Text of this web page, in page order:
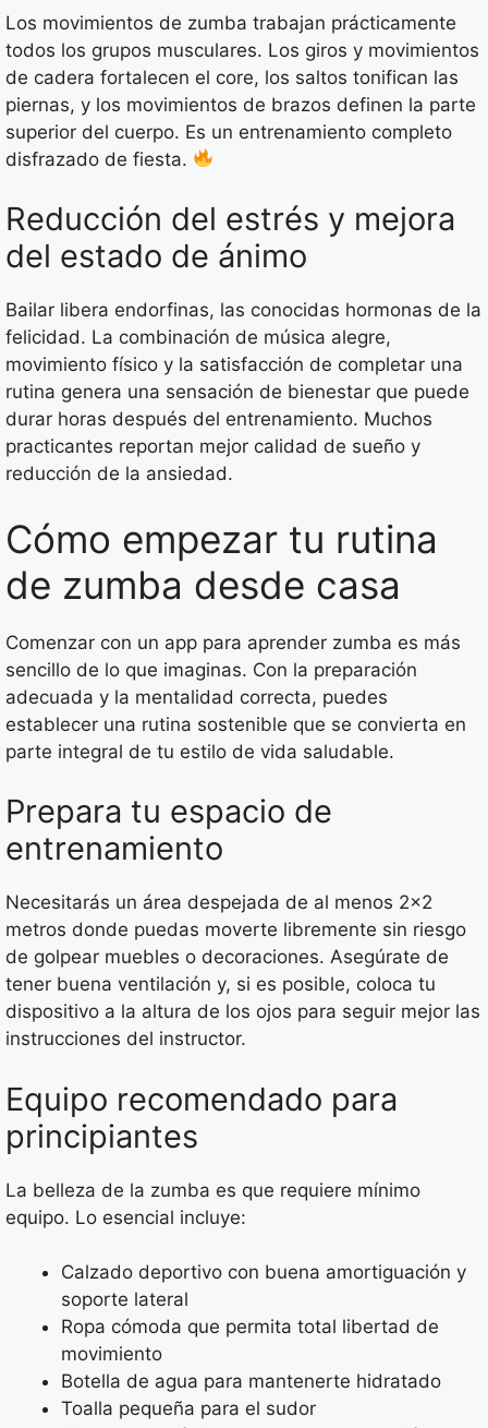
Los movimientos de zumba trabajan prácticamente
todos los grupos musculares. Los giros y movimientos
de cadera fortalecen el core, los saltos tonifican las
piernas, y los movimientos de brazos definen la parte
superior del cuerpo. Es un entrenamiento completo
disfrazado de fiesta.
Reducción del estrés y mejora
del estado de ánimo
Bailar libera endorfinas, las conocidas hormonas de la
felicidad. La combinación de música alegre,
movimiento físico y la satisfacción de completar una
rutina genera una sensación de bienestar que puede
durar horas después del entrenamiento. Muchos
practicantes reportan mejor calidad de sueño y
reducción de la ansiedad.
Cómo empezar tu rutina
de zumba desde casa
Comenzar con un app para aprender zumba es más
sencillo de lo que imaginas. Con la preparación
adecuada y la mentalidad correcta, puedes
establecer una rutina sostenible que se convierta en
parte integral de tu estilo de vida saludable.
Prepara tu espacio de
entrenamiento
Necesitarás un área despejada de al menos 2×2
metros donde puedas moverte libremente sin riesgo
de golpear muebles o decoraciones. Asegúrate de
tener buena ventilación y, si es posible, coloca tu
dispositivo a la altura de los ojos para seguir mejor las
instrucciones del instructor.
Equipo recomendado para
principiantes
La belleza de la zumba es que requiere mínimo
equipo. Lo esencial incluye:
Calzado deportivo con buena amortiguación y
soporte lateral
Ropa cómoda que permita total libertad de
movimiento
Botella de agua para mantenerte hidratado
Toalla pequeña para el sudor